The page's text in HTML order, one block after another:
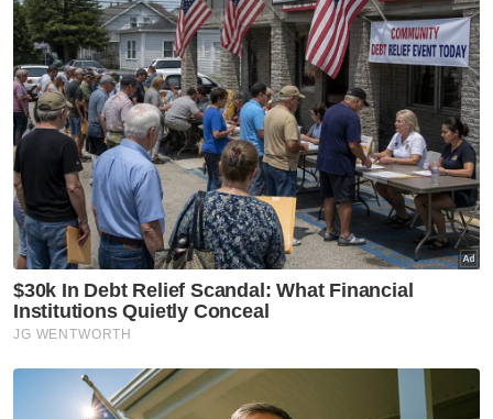
berhubung kegiatan penipuan pelaburan
yang dijalankan secara bersemuka dan dalam
talian tersebut.
"Sehubungan itu, orang ramai yang menjadi
mangsa penipuan tersebut diminta tampil ke
balai polis berdekatan bagi membantu
siasatan," ujarnya.
Muat turun aplikasi Sinar Harian.Klik di sini!
Pelaburan